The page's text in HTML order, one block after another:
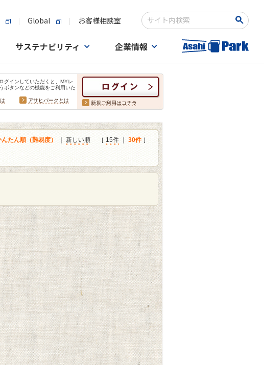
Global お客様相談室
検索キーワード入力
サステナビリティ 企業情報
グインしていただくと、MYレ
ボタンなどの機能をご利用いた
アサヒパークとは 新規ご利用はコチラ
んたん順（難易度） 新しい順 ［ 15件 30件 ］